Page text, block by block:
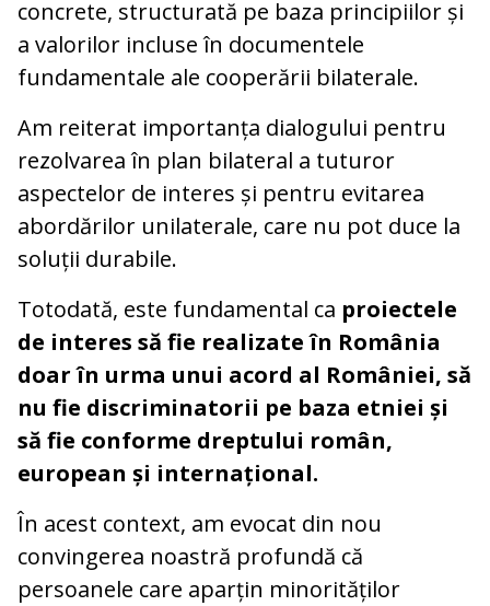
concrete, structurată pe baza principiilor și
a valorilor incluse în documentele
fundamentale ale cooperării bilaterale.
Am reiterat importanța dialogului pentru
rezolvarea în plan bilateral a tuturor
aspectelor de interes și pentru evitarea
abordărilor unilaterale, care nu pot duce la
soluții durabile.
Totodată, este fundamental ca proiectele
de interes să fie realizate în România
doar în urma unui acord al României, să
nu fie discriminatorii pe baza etniei și
să fie conforme dreptului român,
european și internațional.
În acest context, am evocat din nou
convingerea noastră profundă că
persoanele care aparțin minorităților